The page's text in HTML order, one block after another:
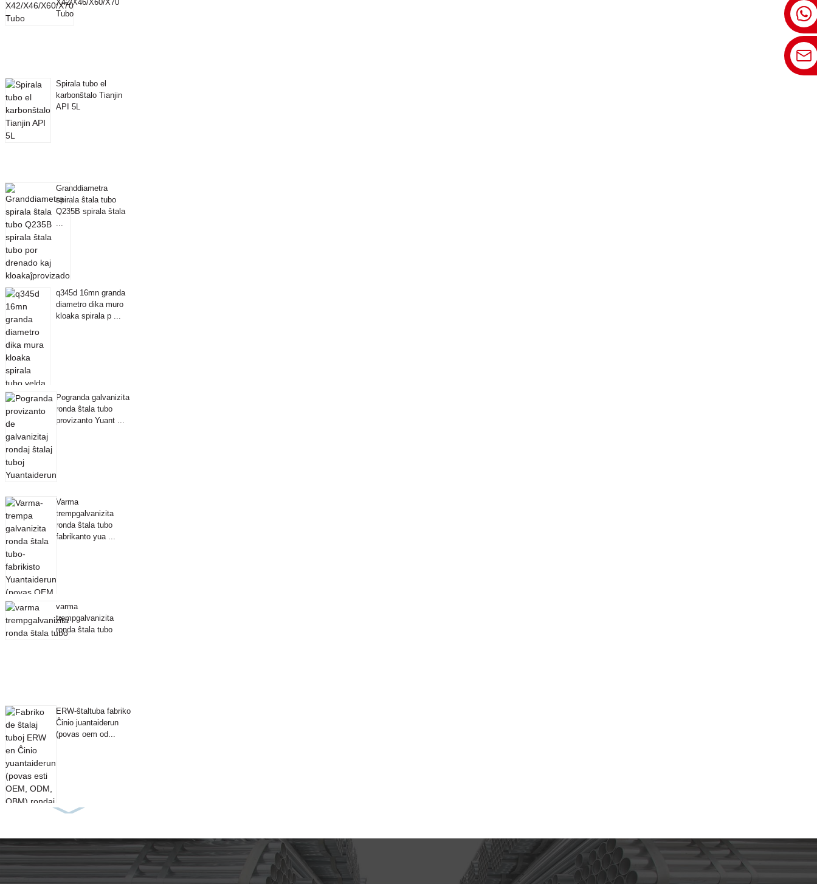
X42/X46/X60/X70
Tubo
Spirala tubo el
karbonŝtalo Tianjin
API 5L
Granddiametra
spirala ŝtala tubo
Q235B spirala ŝtala
...
q345d 16mn granda
diametro dika muro
kloaka spirala p ...
Pogranda galvanizita
ronda ŝtala tubo
provizanto Yuant ...
Varma
trempgalvanizita
ronda ŝtala tubo
fabrikanto yua ...
varma
trempgalvanizita
ronda ŝtala tubo
ERW-ŝtaltuba fabriko
Ĉinio juantaiderun
(povas oem od...